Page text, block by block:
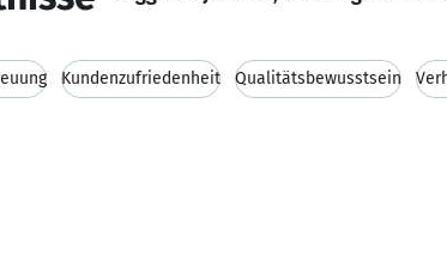
Kundenzufriedenheit Qualitätsbewusstsein